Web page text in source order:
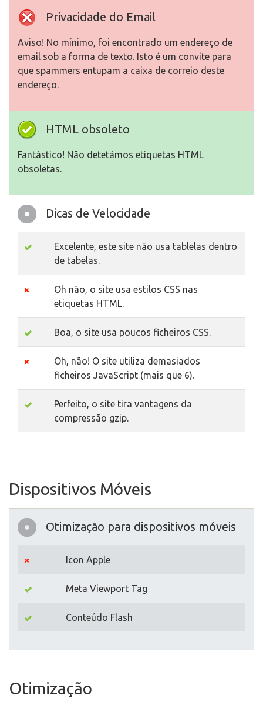
Privacidade do Email
Aviso! No mínimo, foi encontrado um endereço de
email sob a forma de texto. Isto é um convite para
que spammers entupam a caixa de correio deste
endereço.
HTML obsoleto
Fantástico! Não detetámos etiquetas HTML
obsoletas.
Dicas de Velocidade
Excelente, este site não usa tablelas dentro
de tabelas.
Oh não, o site usa estilos CSS nas
etiquetas HTML.
Boa, o site usa poucos ficheiros CSS.
Oh, não! O site utiliza demasiados
ficheiros JavaScript (mais que 6).
Perfeito, o site tira vantagens da
compressão gzip.
Dispositivos Móveis
Otimização para dispositivos móveis
Icon Apple
Meta Viewport Tag
Conteúdo Flash
Otimização